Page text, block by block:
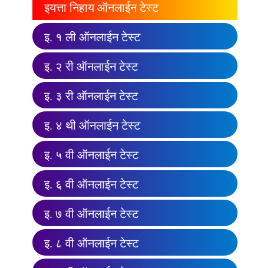
इयत्ता निहाय ऑनलाईन टेस्ट
इ. १ ली ऑनलाईन टेस्ट
इ. २ री ऑनलाईन टेस्ट
इ. ३ री ऑनलाईन टेस्ट
इ. ४ थी ऑनलाईन टेस्ट
इ. ५ वी ऑनलाईन टेस्ट
इ. ६ वी ऑनलाईन टेस्ट
इ. ७ वी ऑनलाईन टेस्ट
इ. ८ वी ऑनलाईन टेस्ट